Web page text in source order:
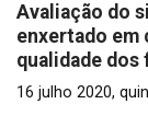
Avaliação do
enxertado em
qualidade
16 julho 2020,